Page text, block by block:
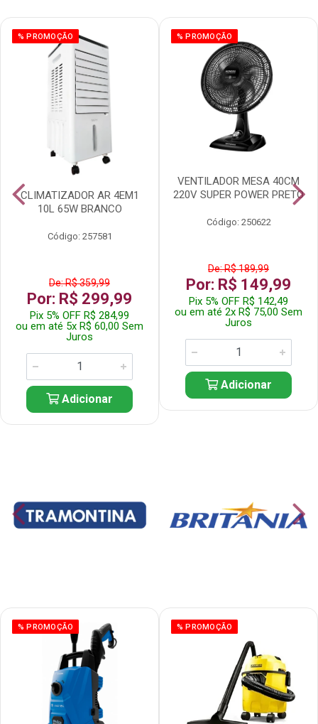
% PROMOÇÃO
CLIMATIZADOR AR 4EM1
10L 65W BRANCO
Código: 257581
De: R$ 359,99
Por: R$ 299,99
Pix 5% OFF R$ 284,99
ou em até 5x R$ 60,00 Sem
Juros
Adicionar
% PROMOÇÃO
VENTILADOR MESA 40CM
220V SUPER POWER PRETO
Código: 250622
De: R$ 189,99
Por: R$ 149,99
Pix 5% OFF R$ 142,49
ou em até 2x R$ 75,00 Sem
Juros
Adicionar
% PROMOÇÃO % PROMOÇÃO